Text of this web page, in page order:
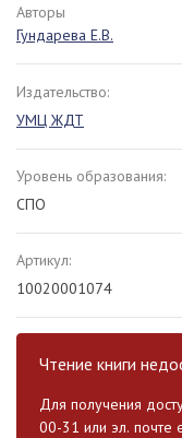
Авторы
Гундарева Е.В.
Издательство:
УМЦ ЖДТ
Уровень образования:
СПО
Артикул:
10020001074
Чтение книги
Для получения
00-31 или эл. почте